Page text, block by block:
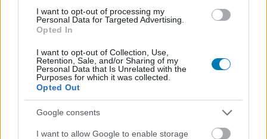
I want to opt-out of processing my
Personal Data for Targeted Advertising.
Opted In
I want to opt-out of Collection, Use,
Retention, Sale, and/or Sharing of my
Personal Data that Is Unrelated with the
Purposes for which it was collected.
Opted Out
Google consents
I want to allow Google to enable storage
SMASH by Meló-Diák: Homok, zene és a nyár legjobb
hangulata – Jön a második forduló! (X)
Július végén folytatódik a balatoni strandröplabda-
sorozat.